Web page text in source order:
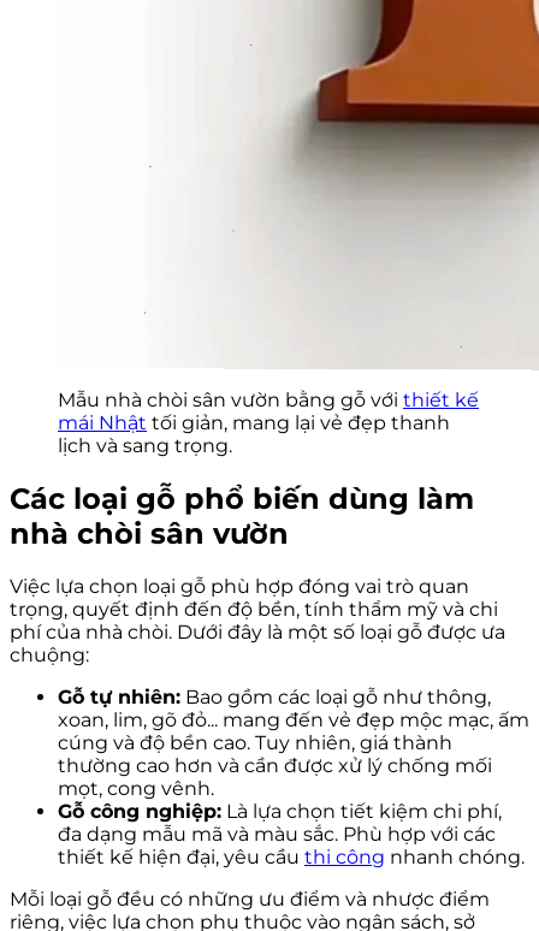
Mẫu nhà chòi sân vườn bằng gỗ với thiết kế
mái Nhật tối giản, mang lại vẻ đẹp thanh
lịch và sang trọng.
Các loại gỗ phổ biến dùng làm
nhà chòi sân vườn
Việc lựa chọn loại gỗ phù hợp đóng vai trò quan
trọng, quyết định đến độ bền, tính thẩm mỹ và chi
phí của nhà chòi. Dưới đây là một số loại gỗ được ưa
chuộng:
Gỗ tự nhiên: Bao gồm các loại gỗ như thông,
xoan, lim, gõ đỏ... mang đến vẻ đẹp mộc mạc, ấm
cúng và độ bền cao. Tuy nhiên, giá thành
thường cao hơn và cần được xử lý chống mối
mọt, cong vênh.
Gỗ công nghiệp: Là lựa chọn tiết kiệm chi phí,
đa dạng mẫu mã và màu sắc. Phù hợp với các
thiết kế hiện đại, yêu cầu thi công nhanh chóng.
Mỗi loại gỗ đều có những ưu điểm và nhược điểm
riêng, việc lựa chọn phụ thuộc vào ngân sách, sở